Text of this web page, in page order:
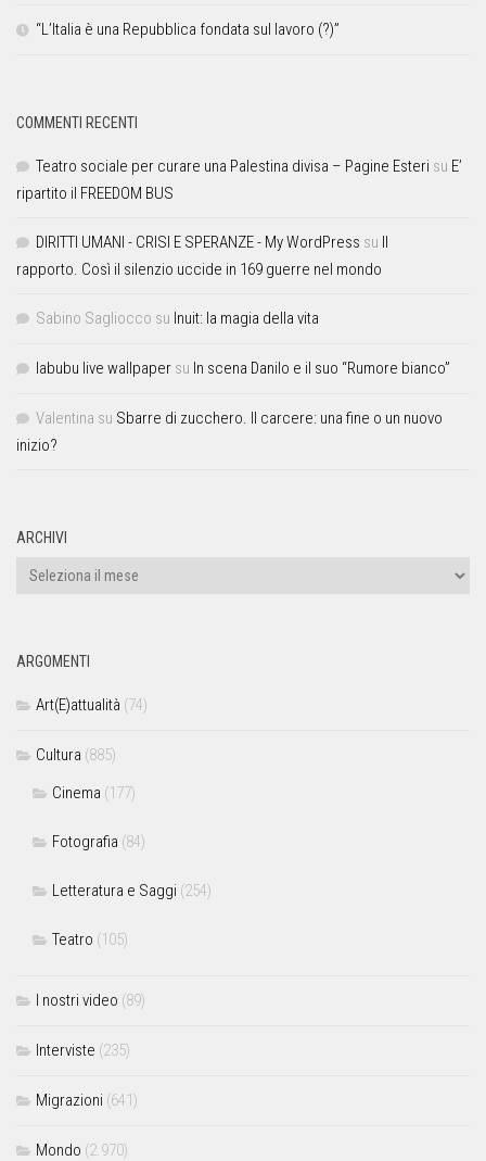
“L’Italia è una Repubblica fondata sul lavoro (?)”
COMMENTI RECENTI
Teatro sociale per curare una Palestina divisa – Pagine Esteri su E’
ripartito il FREEDOM BUS
DIRITTI UMANI - CRISI E SPERANZE - My WordPress su Il
rapporto. Così il silenzio uccide in 169 guerre nel mondo
Sabino Sagliocco su Inuit: la magia della vita
labubu live wallpaper su In scena Danilo e il suo “Rumore bianco”
Valentina su Sbarre di zucchero. Il carcere: una fine o un nuovo
inizio?
ARCHIVI
ARGOMENTI
Art(E)attualità (74)
Cultura (885)
Cinema (177)
Fotografia (84)
Letteratura e Saggi (254)
Teatro (105)
I nostri video (89)
Interviste (235)
Migrazioni (641)
Mondo (2.970)